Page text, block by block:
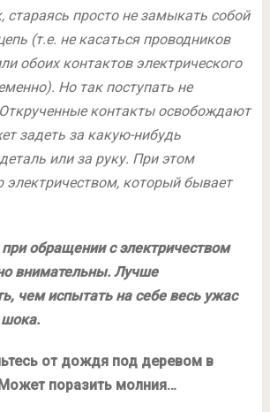
стараясь просто не замыкать собой
(т.е. не касаться проводников
обоих контактов электрического
Но так поступать не
контакты освобождают
задеть за какую-нибудь
или за руку. При этом
электричеством, который бывает
обращении с электричеством
внимательны. Лучше
чем испытать на себе весь ужас
шока.
от дождя под деревом в
поразить молния…